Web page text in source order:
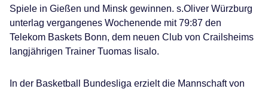
Spiele in Gießen und Minsk gewinnen. s.Oliver Würzburg
unterlag vergangenes Wochenende mit 79:87 den
Telekom Baskets Bonn, dem neuen Club von Crailsheims
langjährigen Trainer Tuomas Iisalo.
In der Basketball Bundesliga erzielt die Mannschaft von